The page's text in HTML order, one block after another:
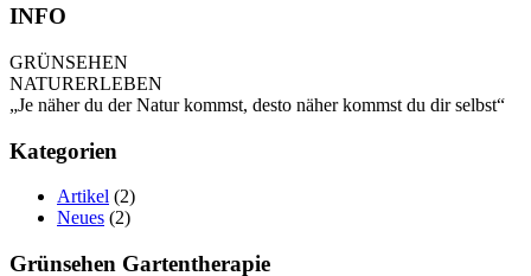
INFO
GRÜNSEHEN
NATURERLEBEN
„Je näher du der Natur kommst, desto näher kommst du dir selbst“
Kategorien
Artikel (2)
Neues (2)
Grünsehen Gartentherapie